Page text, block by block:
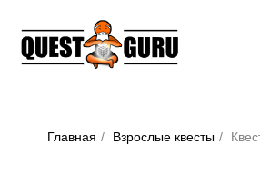
Главная / Взрослые квесты /